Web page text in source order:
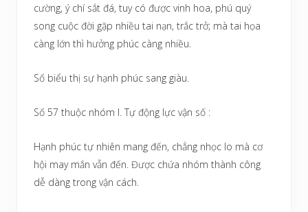
cường, ý chí sắt đá, tuy có được vinh hoa, phú quý
song cuộc đời gặp nhiều tai nạn, trắc trở; mà tai họa
càng lớn thì hưởng phúc càng nhiều.
Số biểu thị sự hạnh phúc sang giàu.
Số 57 thuộc nhóm I. Tự động lực vận số :
Hạnh phúc tự nhiên mang đến, chẳng nhọc lo mà cơ
hội may mắn vẫn đến. Được chứa nhóm thành công
dễ dàng trong vận cách.